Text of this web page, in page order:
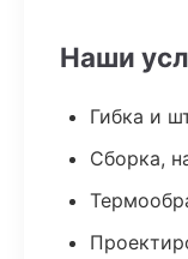
Наши
Гибка и
Сборка,